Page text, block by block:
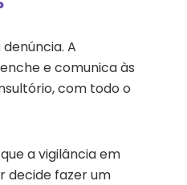
A
e comunica às
com todo o
a vigilância em
decide fazer um